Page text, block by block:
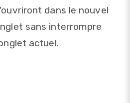
dans le nouvel
sans interrompre
actuel.